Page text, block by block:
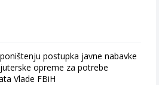
postupka javne nabavke
opreme za potrebe
Vlade FBiH